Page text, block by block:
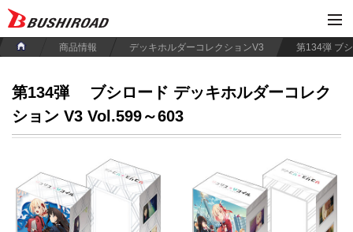
商品情報 デッキホルダーコレクションV3
第134弾
ブシロード デッキホルダーコレク
ション V3 Vol.599～603